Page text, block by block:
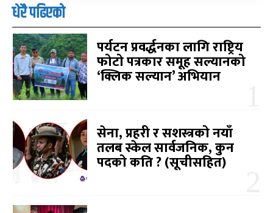
धेरै पढिएको
पर्यटन प्रवर्द्धनका लागि राष्ट्रिय
फोटो पत्रकार समूह सल्यानको
‘क्लिक सल्यान’ अभियान
सेना, प्रहरी र सशस्त्रको नयाँ
तलब स्केल सार्वजनिक, कुन
पदको कति ? (सूचीसहित)